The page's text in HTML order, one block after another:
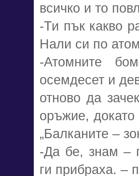
всичко и то
-Ти пък какво
Нали си по
-Атомните
осемдесет и
отново да
оръжие,
„Балканите –
-Да бе, знам –
ги прибраха. –